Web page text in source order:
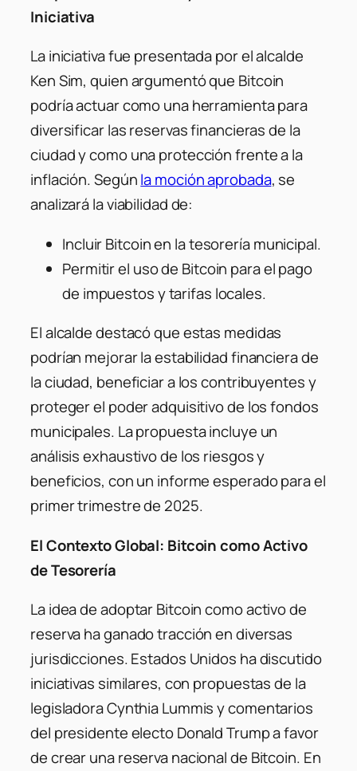
Iniciativa
La iniciativa fue presentada por el alcalde
Ken Sim, quien argumentó que Bitcoin
podría actuar como una herramienta para
diversificar las reservas financieras de la
ciudad y como una protección frente a la
inflación. Segúnla moción aprobada, se
analizará la viabilidad de:
Incluir Bitcoin en la tesorería municipal.
Permitir el uso de Bitcoin para el pago
de impuestos y tarifas locales.
El alcalde destacó que estas medidas
podrían mejorar la estabilidad financiera de
la ciudad, beneficiar a los contribuyentes y
proteger el poder adquisitivo de los fondos
municipales. La propuesta incluye un
análisis exhaustivo de los riesgos y
beneficios, con un informe esperado para el
primer trimestre de 2025.
El Contexto Global: Bitcoin como Activo
de Tesorería
La idea de adoptar Bitcoin como activo de
reserva ha ganado tracción en diversas
jurisdicciones. Estados Unidos ha discutido
iniciativas similares, con propuestas de la
legisladora Cynthia Lummis y comentarios
del presidente electo Donald Trump a favor
de crear una reserva nacional de Bitcoin. En